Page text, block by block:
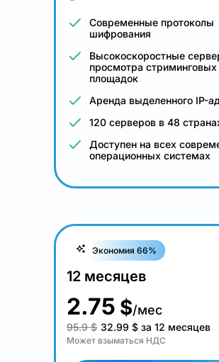
Современные протоколы
шифрования
Высокоскоростные
просмотра стриминговых
площадок
Аренда выделенного IP-
120 серверов в 48
Доступен на всех
операционных системах
Экономия 66%
12 месяцев
2.75 $/мес
95.9 $ 32.99 $ за 12 месяцев
Может взыматься НДС